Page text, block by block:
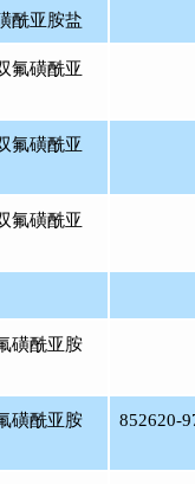
酰亚胺盐
氟磺酰亚
氟磺酰亚
氟磺酰亚
磺酰亚胺
磺酰亚胺
852620-